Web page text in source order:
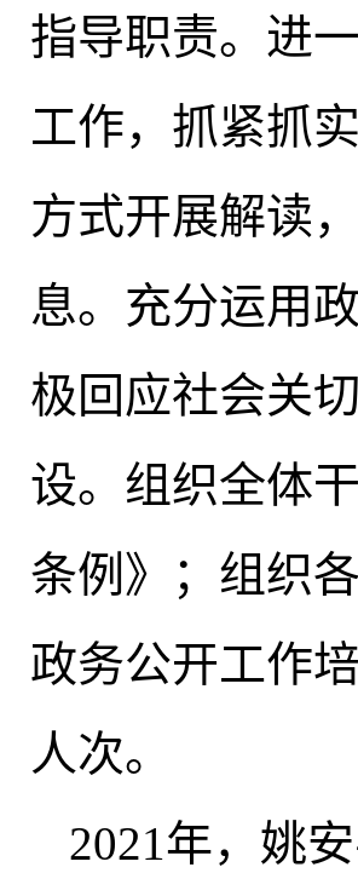
指导职责。进
工作， 抓紧抓
方式开展解读，
息。充分运用
极回应社会关
设。 组织全体
条例》；组织
政务公开工作
人次。
2021年， 姚